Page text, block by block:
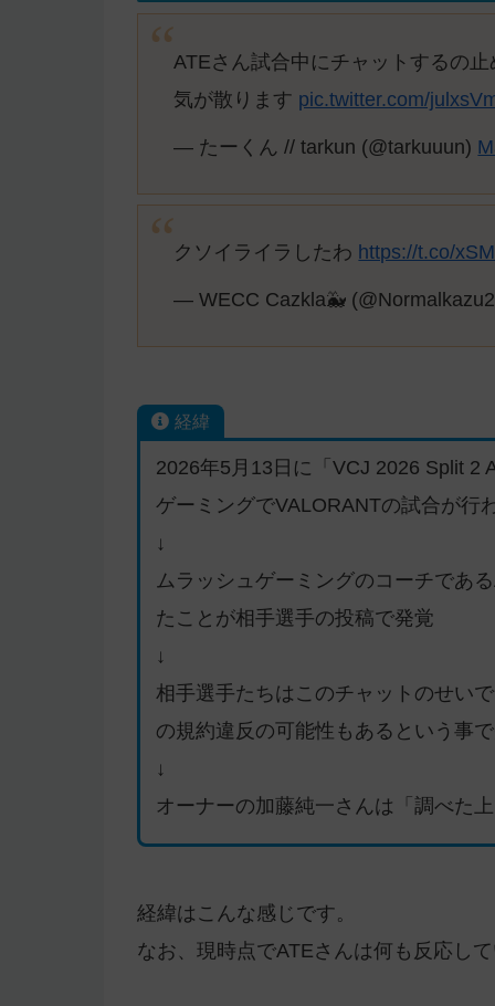
ATEさん試合中にチャットするの
気が散ります pic.twitter.com/
— たーくん // tarkun (@tarkuuun)
クソイライラしたわ https://t.co/
— WECC Cazkla🐳
経緯
2026年5月13日に「VCJ 2026 Split 2
ゲーミングでVALORANTの試合が行
↓
ムラッシュゲーミングのコーチであ
たことが相手選手の投稿で発覚
↓
相手選手たちはこのチャットのせい
の規約違反の可能性もあるという事
↓
オーナーの加藤純一さんは「調べた
経緯はこんな感じです。
なお、現時点でATEさんは何も反応し